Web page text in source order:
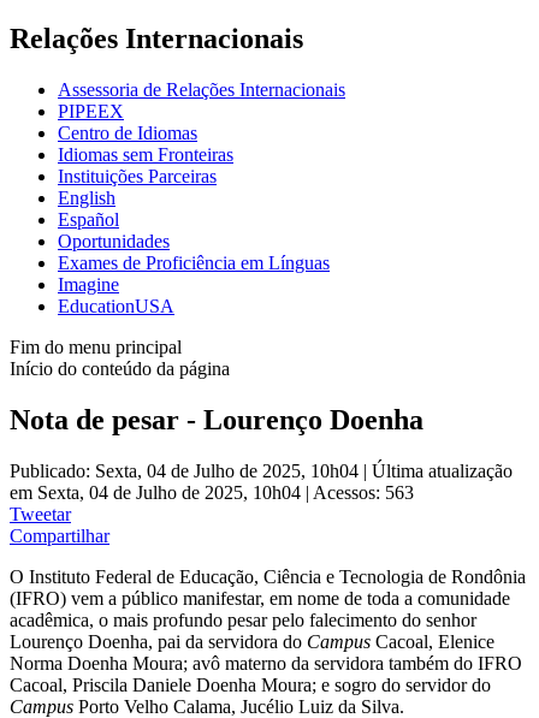
Relações Internacionais
Assessoria de Relações Internacionais
PIPEEX
Centro de Idiomas
Idiomas sem Fronteiras
Instituições Parceiras
English
Español
Oportunidades
Exames de Proficiência em Línguas
Imagine
EducationUSA
Fim do menu principal
Início do conteúdo da página
Nota de pesar - Lourenço Doenha
Publicado: Sexta, 04 de Julho de 2025, 10h04 | Última atualização
em Sexta, 04 de Julho de 2025, 10h04 | Acessos: 563
Tweetar
Compartilhar
O Instituto Federal de Educação, Ciência e Tecnologia de Rondônia
(IFRO) vem a público manifestar, em nome de toda a comunidade
acadêmica, o mais profundo pesar pelo falecimento do senhor
Lourenço Doenha, pai da servidora do Campus Cacoal, Elenice
Norma Doenha Moura; avô materno da servidora também do IFRO
Cacoal, Priscila Daniele Doenha Moura; e sogro do servidor do
Campus Porto Velho Calama, Jucélio Luiz da Silva.